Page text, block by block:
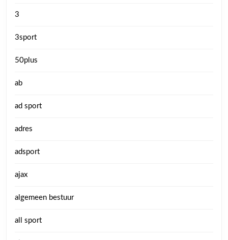
3
3sport
50plus
ab
ad sport
adres
adsport
ajax
algemeen bestuur
all sport